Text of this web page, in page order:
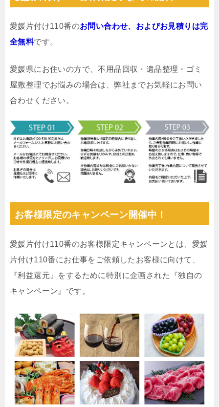
愛媛片付け110番のお問い合わせ、およびお見積りは完
全無料です。
愛媛県にお住いの方で、不用品回収・遺品整理・ゴミ
屋敷整理でお悩みの場合は、弊社までお気軽にお問い
合わせください。
お客様限定のキャンペーン開催中！
愛媛片付け110番のお客様限定キャンペーンとは、愛媛
片付け110番にお仕事をご依頼したお客様に向けて、
『利益還元』をするために特別に企画された『独自の
キャンペーン』です。